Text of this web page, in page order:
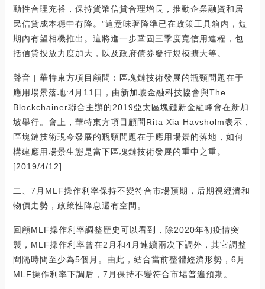
動性合理充裕，保持貨幣信貸合理增長，推動企業融資和居
民信貸成本穩中有降。”這意味著降準已在政策工具箱內，短
期內有望相機推出。這將進一步鞏固三季度寬信用進程，包
括信貸投放力度加大，以及政府債券發行規模擴大等。
聲音 | 華特東方項目顧問：區塊鏈技術發展的瓶頸問題在于
應用場景落地:4月11日，由新加坡金融科技協會與The
Blockchainer聯合主辦的2019亞太區塊鏈新金融峰會在新加
坡舉行。會上，華特東方項目顧問Rita Xia Havsholm表示，
區塊鏈技術現今發展的瓶頸問題在于應用場景的落地，如何
構建應用場景生態是當下區塊鏈技術發展的重中之重。
[2019/4/12]
二、7月MLF操作利率保持不變符合市場預期，后期視經濟和
物價走勢，政策性降息還有空間。
回顧MLF操作利率調整歷史可以看到，除2020年初疫情突
襲，MLF操作利率曾在2月和4月連續兩次下調外，其它調整
間隔時間至少為5個月。由此，結合當前整體經濟形勢，6月
MLF操作利率下調后，7月保持不變符合市場普遍預期。